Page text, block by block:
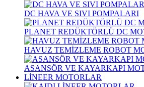
DC HAVA VE SIVI POMPALARI
PLANET REDÜKTÖRLÜ DC
HAVUZ TEMİZLEME ROBOT
ASANSÖR VE KAYARKAPI
LİNEER MOTORLAR